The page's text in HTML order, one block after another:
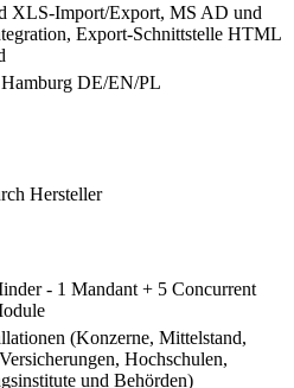
XLS-Import/Export, MS AD und
Export-Schnittstelle HTML
DE/EN/PL
Hersteller
- 1 Mandant + 5 Concurrent
(Konzerne, Mittelstand,
Hochschulen,
und Behörden)